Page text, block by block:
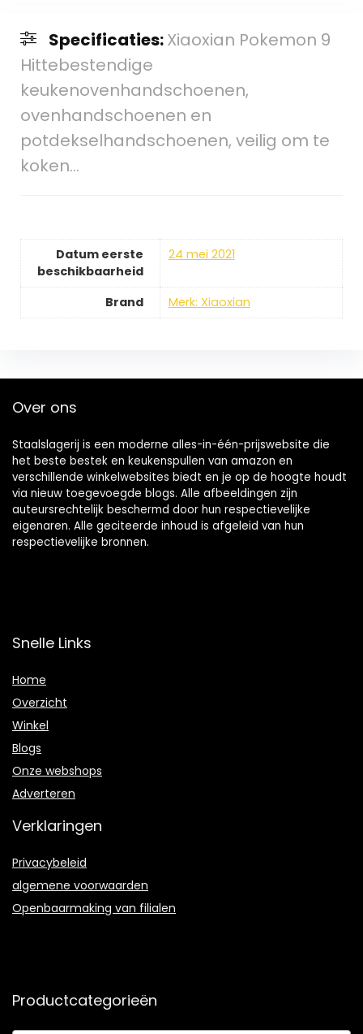
Specificaties:Xiaoxian Pokemon 9
Hittebestendige
keukenovenhandschoenen,
ovenhandschoenen en
potdekselhandschoenen, veilig om te
koken…
Datum eerste
beschikbaarheid
24 mei 2021
Brand Merk: Xiaoxian
Over ons
Staalslagerij is een moderne alles-in-één-prijswebsite die
het beste bestek en keukenspullen van amazon en
verschillende winkelwebsites biedt en je op de hoogte houdt
via nieuw toegevoegde blogs. Alle afbeeldingen zijn
auteursrechtelijk beschermd door hun respectievelijke
eigenaren. Alle geciteerde inhoud is afgeleid van hun
respectievelijke bronnen.
Snelle Links
Home
Overzicht
Winkel
Blogs
Onze webshops
Adverteren
Verklaringen
Privacybeleid
algemene voorwaarden
Openbaarmaking van filialen
Productcategorieën